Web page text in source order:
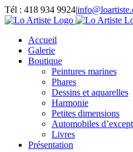
Passer
au
Tél : 418 934 9924|
Facebook
Instagram
Email
Pinterest
YouTube
Accueil
Galerie
Boutique
Peintures marines
Phares
Dessins et aquarelles
Harmonie
Petites dimensions
Automobiles
Livres
Présentation